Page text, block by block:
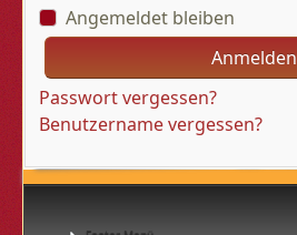
Angemeldet bleiben
Anmelden
Passwort vergessen?
Benutzername vergessen?